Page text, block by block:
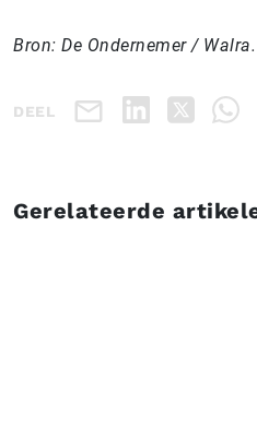
Bron: De Ondernemer / Walra.
DEEL
Gerelateerde